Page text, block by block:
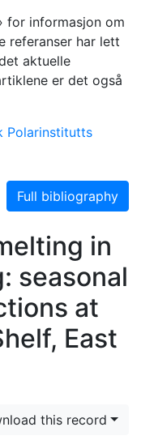
for informasjon om
referanser har lett
aktuelle
er det også
Polarinstitutts
Full bibliography
in
seasonal
at
East
this record